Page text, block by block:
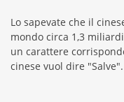
Lo sapevate che il
mondo circa 1,3
un carattere
cinese vuol dire "Salve".